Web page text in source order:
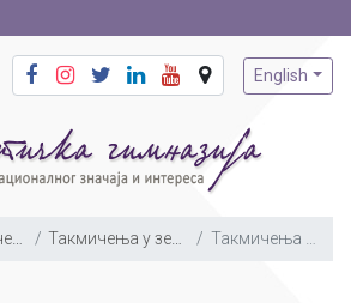
English
Такмичења у земљи по годинама Такмичења у земљи 2024.